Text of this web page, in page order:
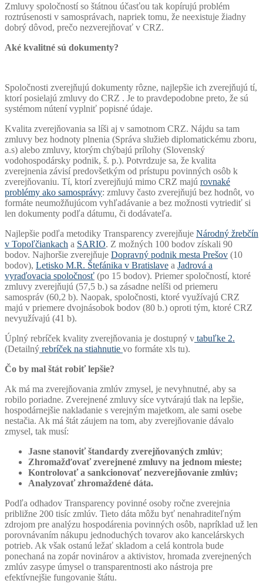
Zmluvy spoločností so štátnou účasťou tak kopírujú problém
roztrúsenosti v samosprávach, napriek tomu, že neexistuje žiadny
dobrý dôvod, prečo nezverejňovať v CRZ.
Aké kvalitné sú dokumenty?
Spoločnosti zverejňujú dokumenty rôzne, najlepšie ich zverejňujú tí,
ktorí posielajú zmluvy do CRZ . Je to pravdepodobne preto, že sú
systémom nútení vyplniť popisné údaje.
Kvalita zverejňovania sa líši aj v samotnom CRZ. Nájdu sa tam
zmluvy bez hodnoty plnenia (Správa služieb diplomatickému zboru,
a.s) alebo zmluvy, ktorým chýbajú prílohy (Slovenský
vodohospodársky podnik, š. p.). Potvrdzuje sa, že kvalita
zverejnenia závisí predovšetkým od prístupu povinných osôb k
zverejňovaniu. Tí, ktorí zverejňujú mimo CRZ majú rovnaké
problémy ako samosprávy: zmluvy často zverejňujú bez hodnôt, vo
formáte neumožňujúcom vyhľadávanie a bez možnosti vytriediť si
len dokumenty podľa dátumu, či dodávateľa.
Najlepšie podľa metodiky Transparency zverejňuje Národný žrebčín
v Topoľčiankach a SARIO. Z možných 100 bodov získali 90
bodov. Najhoršie zverejňuje Dopravný podnik mesta Prešov (10
bodov), Letisko M.R. Štefánika v Bratislave a Jadrová a
vyraďovacia spoločnosť (po 15 bodov). Priemer spoločností, ktoré
zmluvy zverejňujú (57,5 b.) sa zásadne nelíši od priemeru
samospráv (60,2 b). Naopak, spoločnosti, ktoré využívajú CRZ
majú v priemere dvojnásobok bodov (80 b.) oproti tým, ktoré CRZ
nevyužívajú (41 b).
Úplný rebríček kvality zverejňovania je dostupný v tabuľke 2.
(Detailný rebríček na stiahnutie vo formáte xls tu).
Čo by mal štát robiť lepšie?
Ak má ma zverejňovania zmlúv zmysel, je nevyhnutné, aby sa
robilo poriadne. Zverejnené zmluvy síce vytvárajú tlak na lepšie,
hospodárnejšie nakladanie s verejným majetkom, ale sami osebe
nestačia. Ak má štát záujem na tom, aby zverejňovanie dávalo
zmysel, tak musí:
Jasne stanoviť štandardy zverejňovaných zmlúv;
Zhromažďovať zverejnené zmluvy na jednom mieste;
Kontrolovať a sankcionovať nezverejňovanie zmlúv;
Analyzovať zhromaždené dáta.
Podľa odhadov Transparency povinné osoby ročne zverejnia
približne 200 tisíc zmlúv. Tieto dáta môžu byť nenahraditeľným
zdrojom pre analýzu hospodárenia povinných osôb, napríklad už len
porovnávaním nákupu jednoduchých tovarov ako kancelárskych
potrieb. Ak však ostanú ležať skladom a celá kontrola bude
ponechaná na zopár novinárov a aktivistov, hromada zverejnených
zmlúv zasype úmysel o transparentnosti ako nástroja pre
efektívnejšie fungovanie štátu.